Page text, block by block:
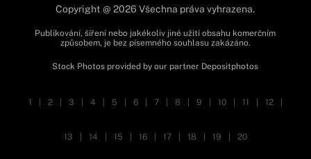
Copyright @ 2026 Všechna práva vyhrazena.
Publikování, šíření nebo jakékoliv jiné užití obsahu komerčním
způsobem, je bez písemného souhlasu zakázáno.
Stock Photos provided by our partner Depositphotos
1 2 3 4 5 6 7 8 9 10 11 12
13 14 15 16 17 18 19 20